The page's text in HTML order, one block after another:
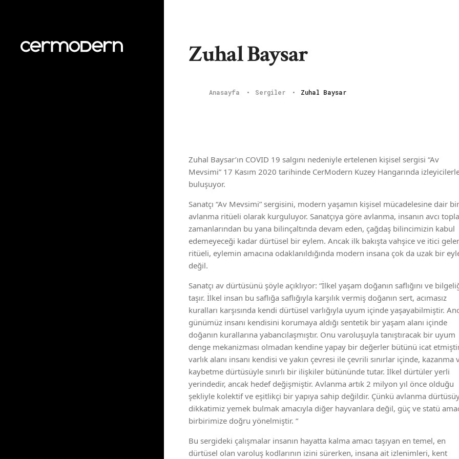
Zuhal Baysar
Anasayfa Sergiler Zuhal Baysar
Zuhal Baysar’ın COVID 19 salgını nedeniyle ertelenen kişisel sergisi “Av
Mevsimi” 17 Kasım 2020 tarihinde CerModern Kuzey Hangarında
buluşuyor.
Sanatçı “Av Mevsimi” sergisini, modern yaşamın kişisel mücadelesine dair bir
avlanma ritüeli olarak kurguluyor. Sanatçıya göre avlanma, insanın avcı
zamanlarından bu yana bilinçaltında devam eden, çağdaş bilincimizin kabul
edemeyeceği kadar dürtüsel bir eylem. Ancak ilk bakışta vahşice ve itici
ritüeli, eylemin amacına odaklanıldığında modern insana çok da uzak bir
değil.
Sanatçı av dürtüsünü şöyle açıklıyor: “İlkel yaşam doğanın saflığını ve
taşır. İlkel insan bu saflığa saflığıyla karşılık vermiş doğanın sert, acımasız
kuralları karşısında kendi dürtüsel varlığıyla uyum içinde yaşayabilmiştir.
günümüz insanı kendisini korumaya aldığı sentetik bir yaşam alanı içinde
doğanın kurallarına yabancılaşmıştır. Onu varoluşuyla tanıştıracak bir uyum
denge mekanizması olmadan kendine yapay bir değerler bütünü icat
varlık alanı insanı kendisi ve yakın çevresi ile çevrili sınırlar içinde, kazanma
kaybetme dürtüsüyle sınırlı bir ilişkiler bütününde tutar. İlkel dürtüler yerli
yerindedir, ancak hedef değişmiştir. Avlanma artık 2 milyon yıl önce olduğu
şekliyle kolektif ve eşitlikçi bir yapıya sahip değildir. Çünkü avlanma
dikkatimiz yemek bulmak amacıyla diğer hayvanlara değil, güç ve statü
birbirimize doğru yönelmiştir. “
Bu sergideki çalışmalar insanın hayatta kalma amacı taşıyan en temel, en
dürtüsel olan varoluş kodlarının izini sürerken, insana ait izlenimleri, kent